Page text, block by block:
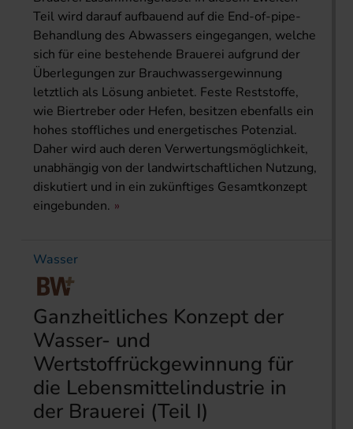
Teil wird darauf aufbauend auf die End-of-pipe-
Behandlung des Abwassers eingegangen, welche
sich für eine bestehende Brauerei aufgrund der
Überlegungen zur Brauchwassergewinnung
letztlich als Lösung anbietet. Feste Reststoffe,
wie Biertreber oder Hefen, besitzen ebenfalls ein
hohes stoffliches und energetisches Potenzial.
Daher wird auch deren Verwertungsmöglichkeit,
unabhängig von der landwirtschaftlichen Nutzung,
diskutiert und in ein zukünftiges Gesamtkonzept
eingebunden.
Wasser
Ganzheitliches Konzept der
Wasser- und
Wertstoffrückgewinnung für
die Lebensmittelindustrie in
der Brauerei (Teil I)